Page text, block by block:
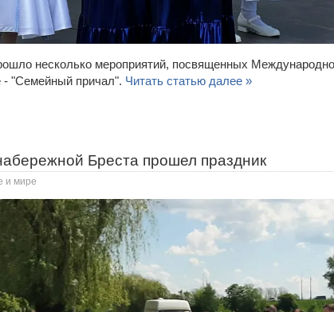
несколько мероприятий, посвященных
- "Семейный причал". Читать статью далее »
Бреста прошел праздник
и мире